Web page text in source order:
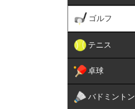
ゴルフ
テニス
卓球
バドミントン